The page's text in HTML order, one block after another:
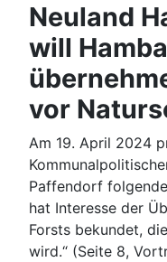
Neuland
will
vor
Am 19. April 2024
Paffendorf
hat Interesse der
Forsts bekundet,
wird.“ (Seite 8,